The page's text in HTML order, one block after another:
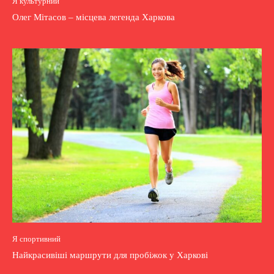
Олег Мітасов – місцева легенда Харкова
Я спортивний
Найкрасивіші маршрути для пробіжок у Харкові